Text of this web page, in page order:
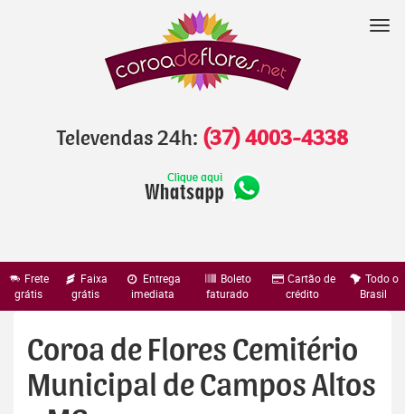
Televendas 24h: (37) 4003-4338
Frete
grátis
Faixa
grátis
Entrega
imediata
Boleto
faturado
Cartão de
crédito
Todo o
Brasil
Coroa de Flores Cemitério
Municipal de Campos Altos